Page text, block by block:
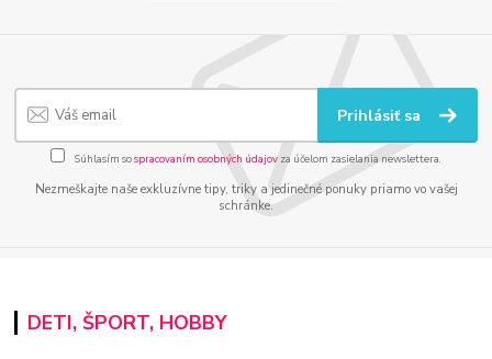
Prihlásiť sa
Súhlasím sospracovaním osobných údajov za účelom zasielania newslettera.
Nezmeškajte naše exkluzívne tipy, triky a jedinečné ponuky priamo vo vašej
schránke.
DETI, ŠPORT, HOBBY